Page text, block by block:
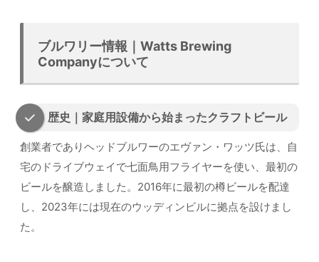
ブルワリー情報｜Watts Brewing
Companyについて
歴史｜家庭用設備から始まったクラフトビール
創業者でありヘッドブルワーのエヴァン・ワッツ氏は、自
宅のドライブウェイで七面鳥用フライヤーを使い、最初の
ビールを醸造しました。2016年に最初の樽ビールを配達
し、2023年には現在のウッディンビルに拠点を設けまし
た。